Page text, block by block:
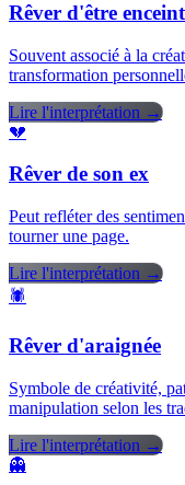
Rêver d'être
Souvent associé à la
transformation
Lire l'interprétation →
💔
Rêver de son ex
Peut refléter des
tourner une page.
Lire l'interprétation →
🕷️
Rêver d'araignée
Symbole de créativité,
manipulation selon les
Lire l'interprétation →
👻